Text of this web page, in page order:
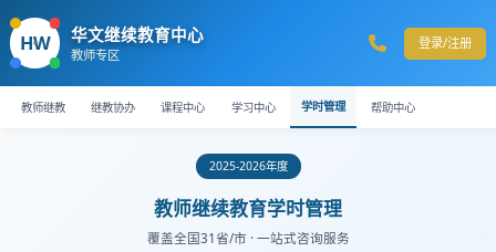
HW 华文继续教育中心
教师专区
登录/注册
教师继教 继教协办 课程中心 学习中心 学时管理 帮助中心
2025-2026年度
教师继续教育学时管理
覆盖全国31省/市 · 一站式咨询服务